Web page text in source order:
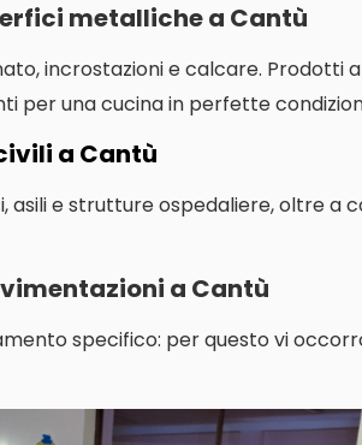
metalliche a Cantù
incrostazioni e calcare. Prodotti
per una cucina in perfette
a Cantù
asili e strutture ospedaliere, oltre a
a Cantù
specifico: per questo vi